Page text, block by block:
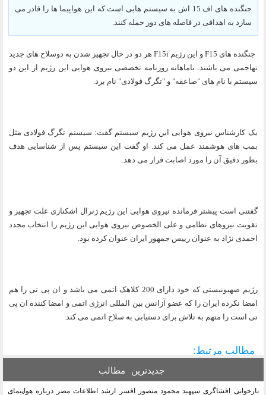
جنگنده های اف 15 اش به سیستم هایی است که این هواپیما ها را قادر می
سازد به اهدافی در فاصله های دور حمله کنند.
جنگنده های F15و این رژیمF15i هر دو در حال تجهیز شدن به دوسلاح های جدید
تهاجمی می باشند. باماهانه روزنامه تخصصی نیروی هوایی این رژیم از این دو
سیستم با نام های "صاعقه" و "تگرگ فولادی" نام برد.
یک کارشناس نیروی هوایی این رژیم سیستم گفت: سیستم تگرگ فولادی مثل
بمب های هوشمند عمل می کند. او گفت این سیستم پس از شناسایی هدف
بطور دقیق آن را مورد اصابت قرار می دهد.
گفتنی است پیشتر فرمانده نیروی هوایی این رژیم ژنرال اشکنازی علت تجهیز و
تقویت نیروهای نظامی و علی الخصوص نیروی هوایی این رژیم را انتخاب مجدد
احمدی نژاد به عنوان رییس جمهور ایران عنوان کرده بود.
رژیم صهیونیستی که خود دارای 200 کلاهک اتمی می باشد و ان پی تی را هم
امضا نکرده ایران را که عضو آزانس بین المللی انرژی اتمی و امضا کننده ان پی
تی است را متهم به تلاش برای دستیابی به سلاح اتمی می کند.
مطالب مرتبط:
جدیدترین مطالب
بازخوانی افشاگری سپهبد محمود منصور افسر ارشد اطلاعات مصر درباره هواپیمای